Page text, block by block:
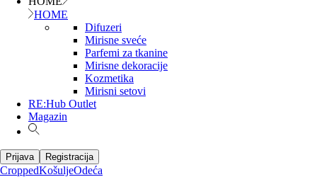
HOME
Difuzeri
Mirisne sveće
Parfemi za tkanine
Mirisne dekoracije
Kozmetika
Mirisni setovi
RE:Hub Outlet
Magazin
Prijava Registracija
CroppedKošuljeOdeća